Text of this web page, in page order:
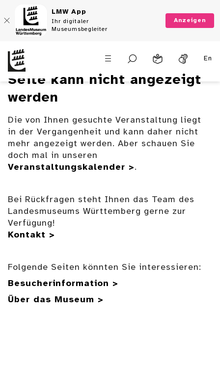
LMW App
Ihr digitaler
Museumsbegleiter
Anzeigen
En
Seite kann nicht angezeigt
werden
Die von Ihnen gesuchte Veranstaltung liegt
in der Vergangenheit und kann daher nicht
mehr angezeigt werden. Aber schauen Sie
doch mal in unseren
Veranstaltungskalender >.
Bei Rückfragen steht Ihnen das Team des
Landesmuseums Württemberg gerne zur
Verfügung!
Kontakt >
Folgende Seiten könnten Sie interessieren:
Besucherinformation >
Über das Museum >